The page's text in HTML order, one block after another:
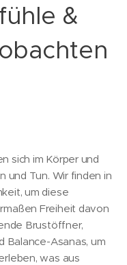
&
sich im Körper und
und Tun. Wir finden in
um diese
Freiheit davon
Brustöffner,
Balance-Asanas, um
was aus